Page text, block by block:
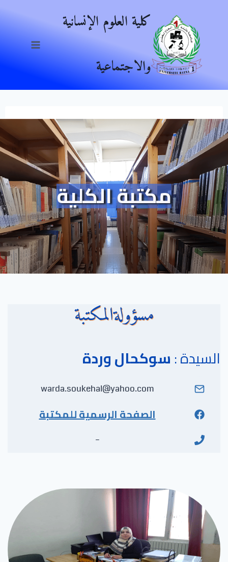
content
كلية العلوم الإنسانية
والاجتماعية
مكتبة الكلية
مسؤولةالمكتبة
السيدة :سوكحال وردة
warda.soukehal@yahoo.com
الصفحة الرسمية للمكتبة
–